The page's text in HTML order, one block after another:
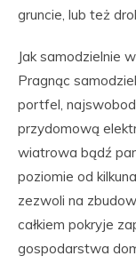
gruncie, lub też
Jak samodzielnie
Pragnąc
portfel,
przydomową
wiatrowa bądź
poziomie od
zezwoli na
całkiem pokryje
gospodarstwa